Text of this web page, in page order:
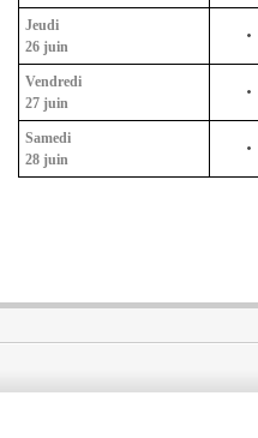
Jeudi
26 juin
Vendredi
27 juin
Samedi
28 juin